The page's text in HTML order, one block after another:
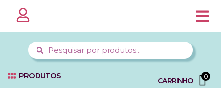
PRODUTOS
CARRINHO 0